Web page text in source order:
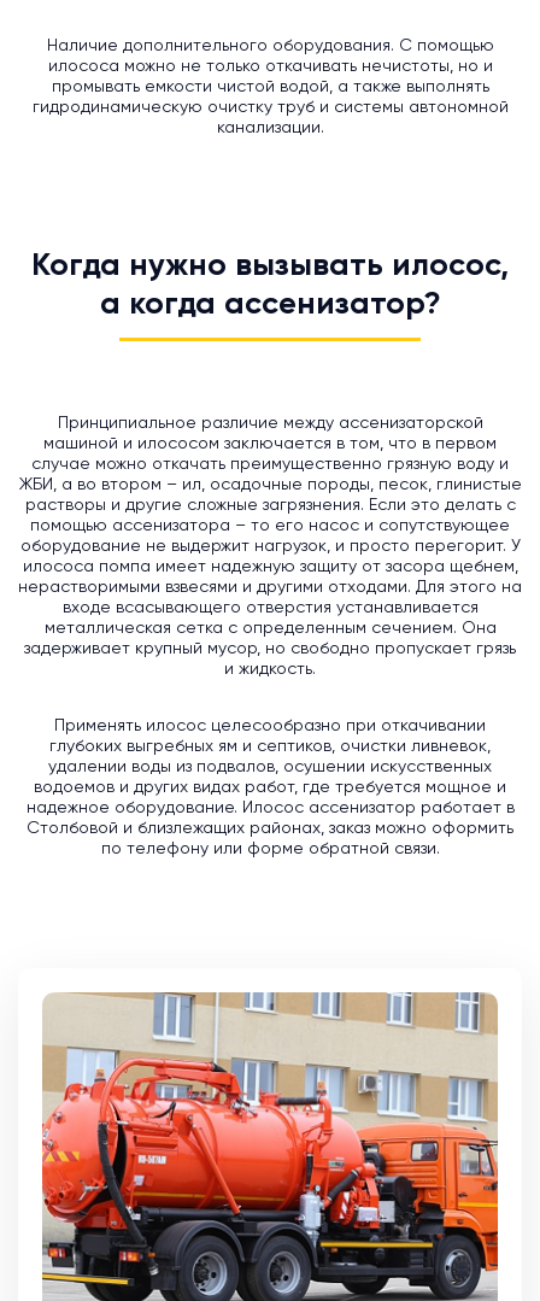
Наличие дополнительного оборудования. С помощью
илососа можно не только откачивать нечистоты, но и
промывать емкости чистой водой, а также выполнять
гидродинамическую очистку труб и системы автономной
канализации.
Когда нужно вызывать илосос,
а когда ассенизатор?
Принципиальное различие между ассенизаторской
машиной и илососом заключается в том, что в первом
случае можно откачать преимущественно грязную воду и
ЖБИ, а во втором – ил, осадочные породы, песок, глинистые
растворы и другие сложные загрязнения. Если это делать с
помощью ассенизатора – то его насос и сопутствующее
оборудование не выдержит нагрузок, и просто перегорит. У
илососа помпа имеет надежную защиту от засора щебнем,
нерастворимыми взвесями и другими отходами. Для этого на
входе всасывающего отверстия устанавливается
металлическая сетка с определенным сечением. Она
задерживает крупный мусор, но свободно пропускает грязь
и жидкость.
Применять илосос целесообразно при откачивании
глубоких выгребных ям и септиков, очистки ливневок,
удалении воды из подвалов, осушении искусственных
водоемов и других видах работ, где требуется мощное и
надежное оборудование. Илосос ассенизатор работает в
Столбовой и близлежащих районах, заказ можно оформить
по телефону или форме обратной связи.